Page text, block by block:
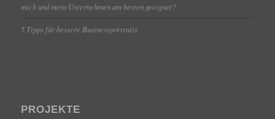
mich und mein Unternehmen am besten geeignet?
5 Tipps für bessere Businessportraits
PROJEKTE